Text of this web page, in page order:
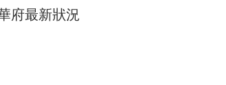
府最新狀況